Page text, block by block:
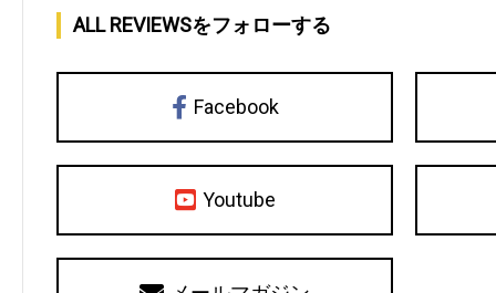
ALL REVIEWSをフォローする
Facebook
Youtube